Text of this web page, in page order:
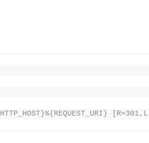
[R=301,L]